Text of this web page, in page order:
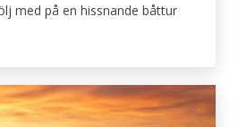
med på en hissnande båttur